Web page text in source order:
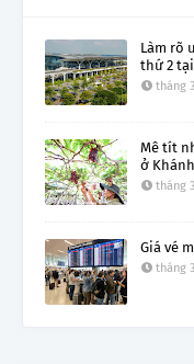
Làm rõ
thứ 2
tháng
Mê tít
ở
tháng
Giá vé
tháng